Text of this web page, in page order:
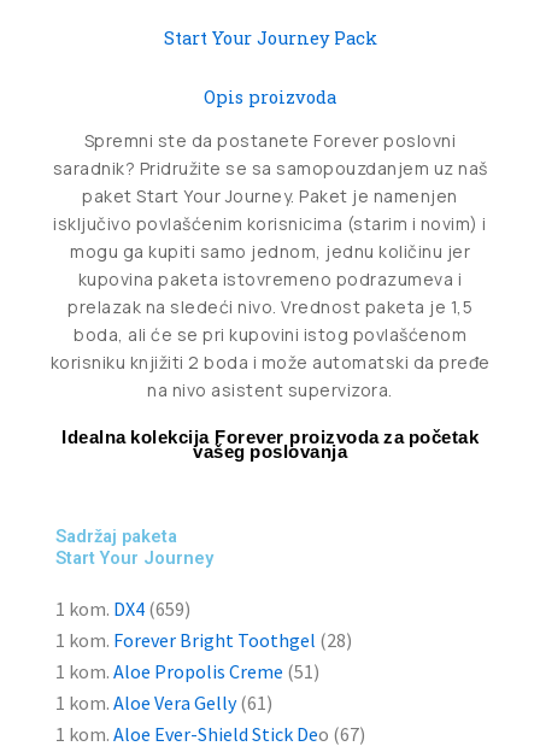
Start Your Journey Pack
Opis proizvoda
Spremni ste da postanete Forever poslovni
saradnik? Pridružite se sa samopouzdanjem uz naš
paket Start Your Journey. Paket je namenjen
isključivo povlašćenim korisnicima (starim i novim) i
mogu ga kupiti samo jednom, jednu količinu jer
kupovina paketa istovremeno podrazumeva i
prelazak na sledeći nivo. Vrednost paketa je 1,5
boda, ali će se pri kupovini istog povlašćenom
korisniku knjižiti 2 boda i može automatski da pređe
na nivo asistent supervizora.
Idealna kolekcijaForever proizvoda za početak
vašeg poslovanja
Sadržaj paketa
Start Your Journey
1 kom. DX4(659)
1 kom. Forever Bright Toothgel (28)
1 kom. Aloe Propolis Creme (51)
1 kom. Aloe Vera Gelly(61)
1 kom. Aloe Ever-Shield Stick Deo (67)